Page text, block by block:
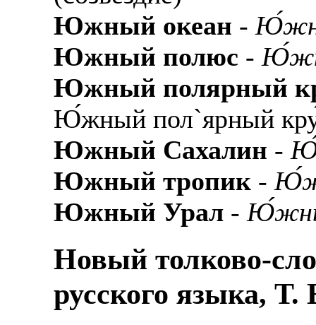
Южный океан -
Южный полюс -
Южный полярный
Ю́жный пол`ярный
Южный Сахалин -
Южный тропик -
Южный Урал -
Новый толково-
русского языка,